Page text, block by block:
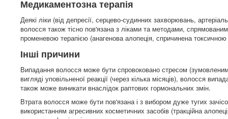
Медикаментозна терапія
Деякі ліки (від депресії, серцево-судинних захворювань,
волосся також тісно пов'язана з ліками та методами,
променевою терапією (анагенова алопеція, спричинена
Інші причини
Випадання волосся може бути спровоковано стресом
вигляді уповільненої реакції (через кілька місяців), волосся
також може виникати внаслідок раптових гормональних змін.
Втрата волосся може бути пов'язана і з вибором дуже тугих
використанням агресивних косметичних засобів (тракційна